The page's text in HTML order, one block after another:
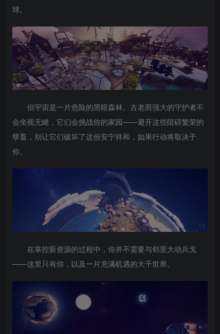
球。
但宇宙是一片危险的黑暗森林。古老而强大的守护者不
会坐视无睹，它们会挑战你的家园——避开这些阻碍繁荣的
孽畜，别让它们破坏了这份安宁祥和，如果行动将取决于
你。
在掌控新资源的过程中，你并不需要与邻里大动兵戈
——这里只有你，以及一片充满机遇的大千世界。